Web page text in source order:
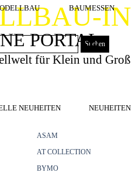
BAUMESSEN
PORTAL
Suchen
für Klein und Groß
NEUHEITEN
ASAM
AT COLLECTION
BYMO